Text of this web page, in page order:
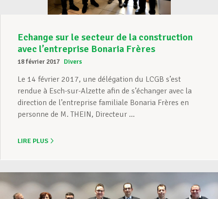
Echange sur le secteur de la construction
avec l’entreprise Bonaria Frères
18 février 2017 Divers
Le 14 février 2017, une délégation du LCGB s’est
rendue à Esch-sur-Alzette afin de s’échanger avec la
direction de l’entreprise familiale Bonaria Frères en
personne de M. THEIN, Directeur ...
LIRE PLUS